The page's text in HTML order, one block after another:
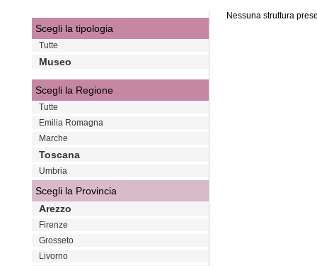
Nessuna struttura
Scegli la tipologia
Tutte
Museo
Scegli la Regione
Tutte
Emilia Romagna
Marche
Toscana
Umbria
Scegli la Provincia
Arezzo
Firenze
Grosseto
Livorno